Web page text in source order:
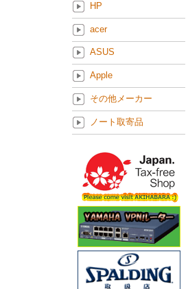
HP
acer
ASUS
Apple
その他メーカー
ノート取寄品